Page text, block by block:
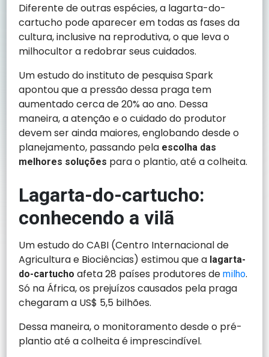
Diferente de outras espécies, a lagarta-do-
cartucho pode aparecer em todas as fases da
cultura, inclusive na reprodutiva, o que leva o
milhocultor a redobrar seus cuidados.
Um estudo do instituto de pesquisa Spark
apontou que a pressão dessa praga tem
aumentado cerca de 20% ao ano. Dessa
maneira, a atenção e o cuidado do produtor
devem ser ainda maiores, englobando desde o
planejamento, passando pela escolha das
melhores soluções para o plantio, até a colheita.
Lagarta-do-cartucho:
conhecendo a vilã
Um estudo do CABI (Centro Internacional de
Agricultura e Biociências) estimou que a lagarta-
do-cartucho afeta 28 países produtores demilho.
Só na África, os prejuízos causados pela praga
chegaram a US$ 5,5 bilhões.
Dessa maneira, o monitoramento desde o pré-
plantio até a colheita é imprescindível.